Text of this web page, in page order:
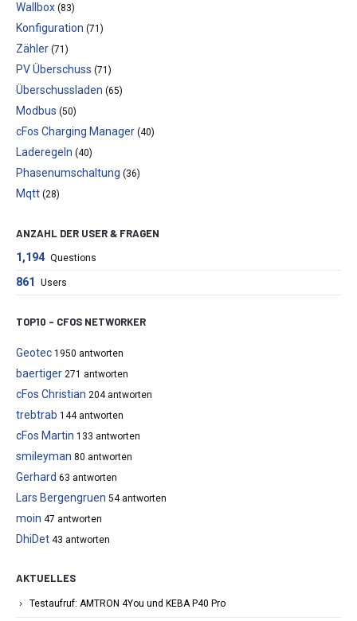
Wallbox (83)
Konfiguration (71)
Zähler (71)
PV Überschuss (71)
Überschussladen (65)
Modbus (50)
cFos Charging Manager (40)
Laderegeln (40)
Phasenumschaltung (36)
Mqtt (28)
ANZAHL DER USER & FRAGEN
1,194 Questions
861 Users
TOP10 – CFOS NETWORKER
Geotec 1950 antworten
baertiger 271 antworten
cFos Christian 204 antworten
trebtrab 144 antworten
cFos Martin 133 antworten
smileyman 80 antworten
Gerhard 63 antworten
Lars Bergengruen 54 antworten
moin 47 antworten
DhiDet 43 antworten
AKTUELLES
Testaufruf: AMTRON 4You und KEBA P40 Pro